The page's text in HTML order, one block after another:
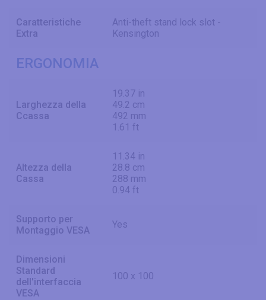
Caratteristiche
Extra
Anti-theft stand lock slot -
Kensington
ERGONOMIA
Larghezza della
Ccassa
19.37 in
49.2 cm
492 mm
1.61 ft
Altezza della
Cassa
11.34 in
28.8 cm
288 mm
0.94 ft
Supporto per
Montaggio VESA
Yes
Dimensioni
Standard
dell'interfaccia
VESA
100 x 100